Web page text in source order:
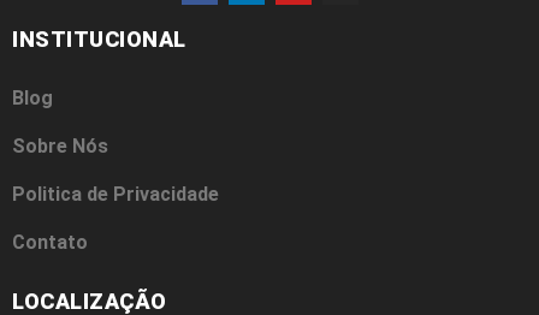
INSTITUCIONAL
Blog
Sobre Nós
Politica de Privacidade
Contato
LOCALIZAÇÃO